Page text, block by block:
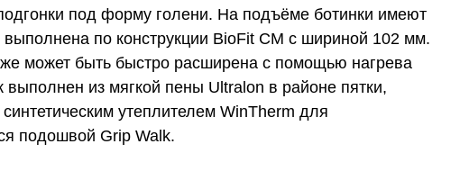
под форму голени. На подъёме ботинки имеют
по конструкции BioFit CM с шириной 102 мм.
может быть быстро расширена с помощью нагрева
из мягкой пены Ultralon в районе пятки,
утеплителем WinTherm для
подошвой Grip Walk.